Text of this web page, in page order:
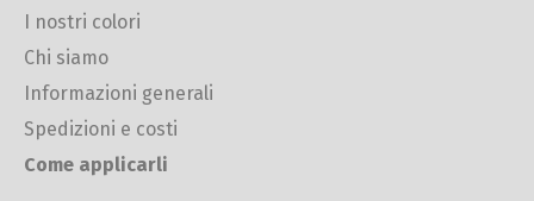
I nostri colori
Chi siamo
Informazioni generali
Spedizioni e costi
Come applicarli